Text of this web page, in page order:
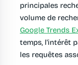
principales
volume de
Google Trends
temps, l'intérêt
les requêtes